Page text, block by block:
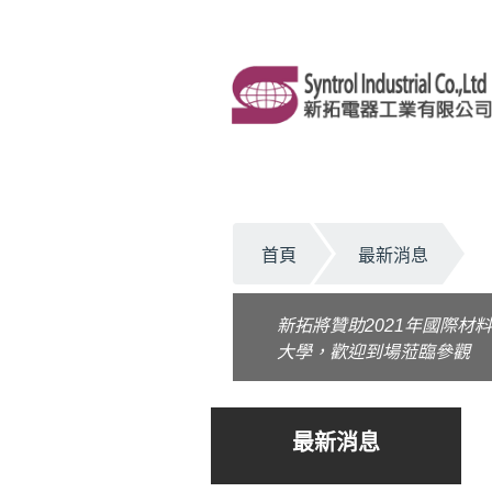
首頁 最新消息
新拓將贊助2021年國際材
大學，歡迎到場蒞臨參觀
最新消息